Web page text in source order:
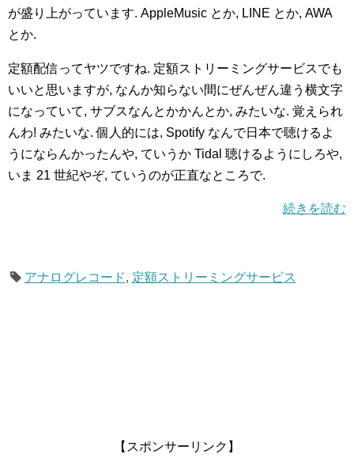
が盛り上がっています. AppleMusic とか, LINE とか, AWA
とか.
定額配信ってヤツですね. 定額ストリーミングサービスでも
いいと思いますが, なんか知らない間にぜんぜん違う横文字
になっていて, サブスなんとかかんとか, みたいな. 覚えられ
んわ! みたいな. 個人的には, Spotify なんで日本で聴けるよ
うにならんかったんや, ていうか Tidal 聴けるようにしろや,
いま 21 世紀やぞ, ていうのが正直なところで.
続きを読む
アナログレコード, 定額ストリーミングサービス
【スポンサーリンク】